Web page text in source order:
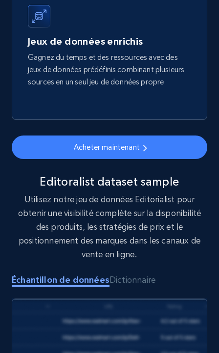
1.7K+
Amazon products search
1.6K+ 181+ Buy Now
URL, Product id, Title, Product description,
Rating, Reviews count, Initial price, Discount,
and more.
1.3K+ 175+ Buy Now
Jeux de données enrichis
Gagnez du temps et des ressources avec des
jeux de données prédéfinis combinant plusieurs
sources en un seul jeu de données propre
Acheter maintenant
Editoralist dataset sample
Utilisez notre jeu de données Editorialist pour
obtenir une visibilité complète sur la disponibilité
des produits, les stratégies de prix et le
positionnement des marques dans les canaux de
vente en ligne.
Échantillon de donnéesDictionnaire